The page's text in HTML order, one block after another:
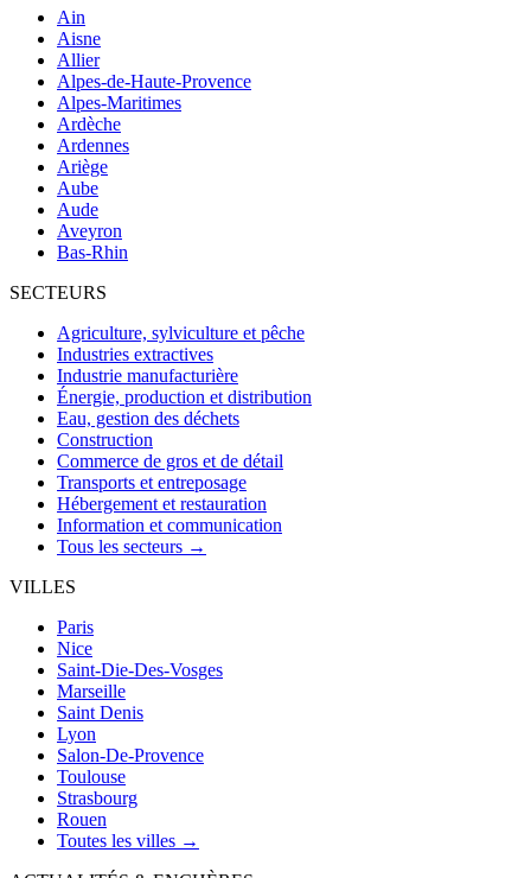
Ain
Aisne
Allier
Alpes-de-Haute-Provence
Alpes-Maritimes
Ardèche
Ardennes
Ariège
Aube
Aude
Aveyron
Bas-Rhin
SECTEURS
Agriculture, sylviculture et pêche
Industries extractives
Industrie manufacturière
Énergie, production et distribution
Eau, gestion des déchets
Construction
Commerce de gros et de détail
Transports et entreposage
Hébergement et restauration
Information et communication
Tous les secteurs →
VILLES
Paris
Nice
Saint-Die-Des-Vosges
Marseille
Saint Denis
Lyon
Salon-De-Provence
Toulouse
Strasbourg
Rouen
Toutes les villes →